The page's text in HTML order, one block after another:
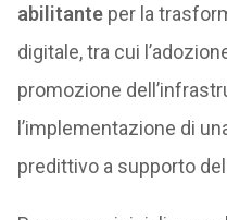
abilitanteper la
digitale, tra cui
promozione
l’implementazione di
predittivo a supporto